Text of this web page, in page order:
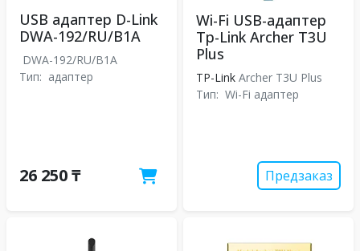
USB адаптер D-Link
DWA-192/RU/B1A
DWA-192/RU/B1A
Тип: адаптер
26 250 ₸
Wi-Fi USB-адаптер
Tp-Link Archer T3U
Plus
TP-Link Archer T3U Plus
Тип: Wi-Fi адаптер
Предзаказ